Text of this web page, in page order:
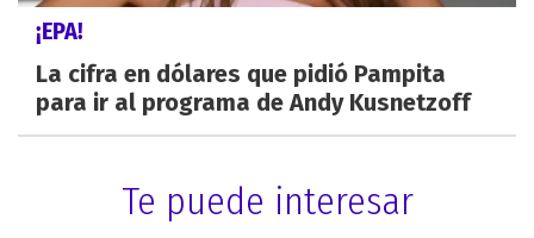
¡EPA!
La cifra en dólares que pidió Pampita
para ir al programa de Andy Kusnetzoff
Te puede interesar